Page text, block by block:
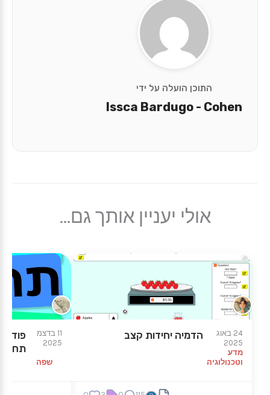
התוכן הועלה על ידי
Issca Bardugo - Cohen
אולי יעניין אותך גם...
24 באוג
2025
מדע
וטכנולוגיה
הדמיה יחידות קצב
11 בדצמ
2025
שפה